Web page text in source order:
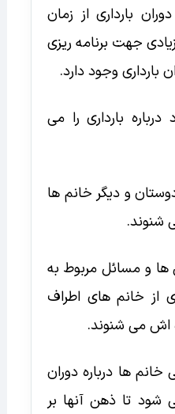
بارداری از زمان
جهت برنامه ریزی
بارداری وجود دارد.
بارداری را می
و دیگر خانم ها
شنوند.
و مسائل مربوط به
از خانم های اطراف
اش می شنوند.
خانم ها درباره دوران
شود تا ذهن آنها بر